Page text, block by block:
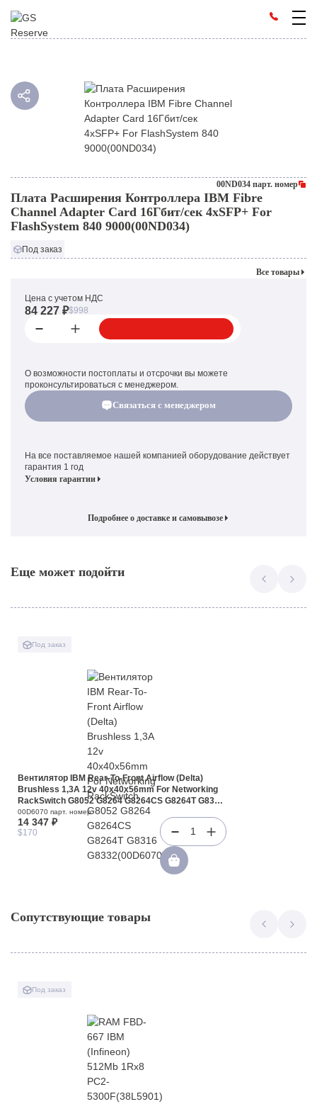
00ND034 парт. номер
Плата Расширения Контроллера IBM Fibre
Channel Adapter Card 16Гбит/сек 4xSFP+ For
FlashSystem 840 9000(00ND034)
Под заказ
Все товары
Цена с учетом НДС
84 227 ₽$998
О возможности постоплаты и отсрочки вы можете
проконсультироваться с менеджером.
Связаться с менеджером
На все поставляемое нашей компанией оборудование действует
гарантия 1 год
Условия гарантии
Подробнее о доставке и самовывозе
Еще может подойти
Под заказ
Вентилятор IBM Rear-To-Front Airflow (Delta)
Brushless 1,3A 12v 40x40x56mm For Networking
RackSwitch G8052 G8264 G8264CS G8264T G8316
G8332(00D6070)
00D6070 парт. номер
14 347 ₽
$170 1
Сопутствующие товары
Под заказ